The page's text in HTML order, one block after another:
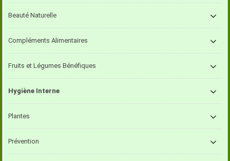
Beauté Naturelle
Compléments Alimentaires
Fruits et Légumes Bénéfiques
Hygiène Interne
Plantes
Prévention